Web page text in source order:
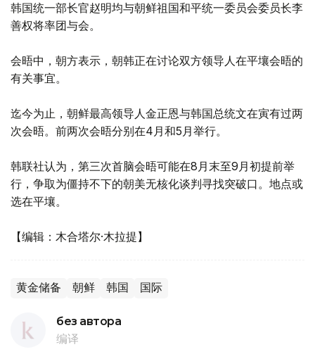
韩国统一部长官赵明均与朝鲜祖国和平统一委员会委员长李
善权将率团与会。
会晤中，朝方表示，朝韩正在讨论双方领导人在平壤会晤的
有关事宜。
迄今为止，朝鲜最高领导人金正恩与韩国总统文在寅有过两
次会晤。前两次会晤分别在4月和5月举行。
韩联社认为，第三次首脑会晤可能在8月末至9月初提前举
行，争取为僵持不下的朝美无核化谈判寻找突破口。地点或
选在平壤。
【编辑：木合塔尔·木拉提】
黄金储备 朝鲜 韩国 国际
без автора
编译